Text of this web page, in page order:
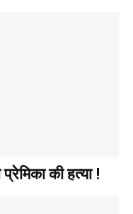
की हत्या !